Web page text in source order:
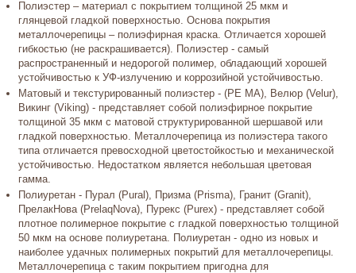
Полиэстер – материал с покрытием толщиной 25 мкм и
глянцевой гладкой поверхностью. Основа покрытия
металлочерепицы – полиэфирная краска. Отличается хорошей
гибкостью (не раскрашивается). Полиэстер - самый
распространенный и недорогой полимер, обладающий хорошей
устойчивостью к УФ-излучению и коррозийной устойчивостью.
Матовый и текстурированный полиэстер - (РЕ МА), Велюр (Velur),
Викинг (Viking) - представляет собой полиэфирное покрытие
толщиной 35 мкм с матовой структурированной шершавой или
гладкой поверхностью. Металлочерепица из полиэстера такого
типа отличается превосходной цветостойкостью и механической
устойчивостью. Недостатком является небольшая цветовая
гамма.
Полиуретан - Пурал (Pural), Призма (Prisma), Гранит (Granit),
ПрелакНова (PrelaqNova), Пурекс (Purex) - представляет собой
плотное полимерное покрытие с гладкой поверхностью толщиной
50 мкм на основе полиуретана. Полиуретан - одно из новых и
наиболее удачных полимерных покрытий для металлочерепицы.
Металлочерепица с таким покрытием пригодна для